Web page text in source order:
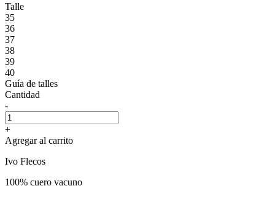
Talle
35
36
37
38
39
40
Guía de talles
Cantidad
-
+
Agregar al carrito
Ivo Flecos
100% cuero vacuno